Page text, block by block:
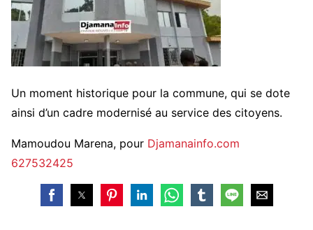
Un moment historique pour la commune, qui se dote
ainsi d’un cadre modernisé au service des citoyens.
Mamoudou Marena, pour Djamanainfo.com
627532425